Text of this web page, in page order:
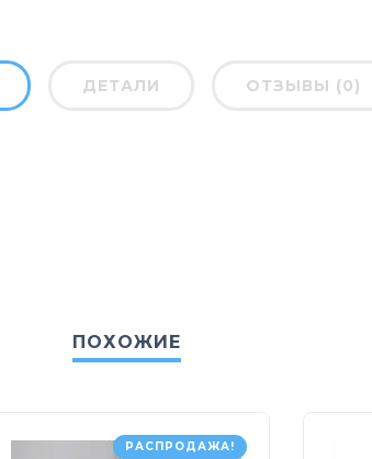
ДЕТАЛИ ОТЗЫВЫ (0)
ПОХОЖИЕ
РАСПРОДАЖА!